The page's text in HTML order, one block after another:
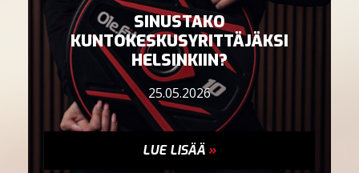
SINUSTAKO
KUNTOKESKUSYRITTÄJÄKSI
HELSINKIIN?
25.05.2026
LUE LISÄÄ »